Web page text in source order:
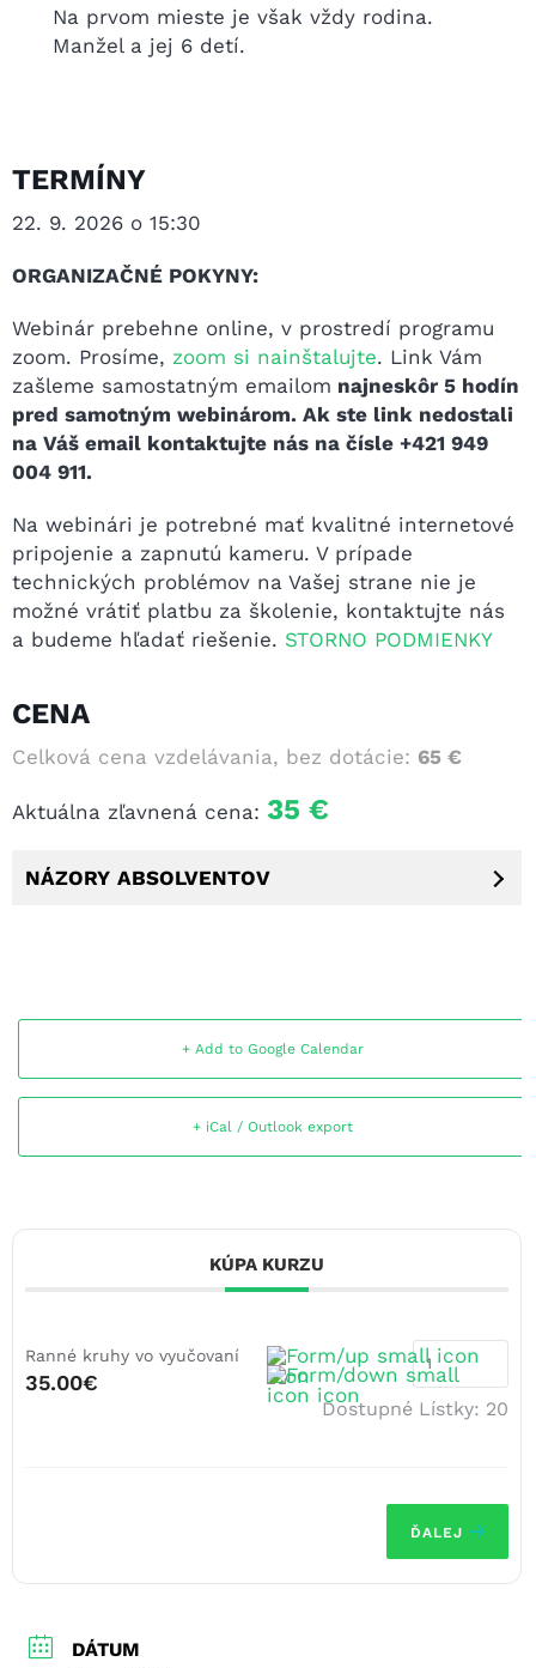
Na prvom mieste je však vždy rodina.
Manžel a jej 6 detí.
TERMÍNY
22. 9. 2026 o 15:30
ORGANIZAČNÉ POKYNY:
Webinár prebehne online, v prostredí programu
zoom. Prosíme, zoom si nainštalujte. Link Vám
zašleme samostatným emailom najneskôr 5 hodín
pred samotným webinárom. Ak ste link nedostali
na Váš email kontaktujte nás na čísle +421 949
004 911.
Na webinári je potrebné mať kvalitné internetové
pripojenie a zapnutú kameru. V prípade
technických problémov na Vašej strane nie je
možné vrátiť platbu za školenie, kontaktujte nás
a budeme hľadať riešenie. STORNO PODMIENKY
CENA
Celková cena vzdelávania, bez dotácie: 65 €
Aktuálna zľavnená cena: 35 €
NÁZORY ABSOLVENTOV
+ Add to Google Calendar
+ iCal / Outlook export
KÚPA KURZU
Ranné kruhy vo vyučovaní
35.00€
Dostupné Lístky: 20
ĎALEJ
DÁTUM